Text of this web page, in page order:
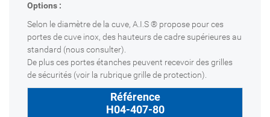
Options :
Selon le diamètre de la cuve, A.I.S ® propose pour ces
portes de cuve inox, des hauteurs de cadre supérieures au
standard (nous consulter).
De plus ces portes étanches peuvent recevoir des grilles
de sécurités (voir la rubrique grille de protection).
H04-407-80